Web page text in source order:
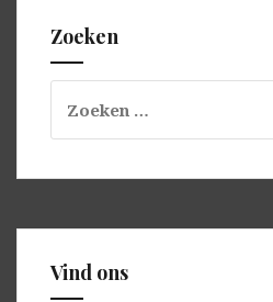
Zoeken
naar:
Vind ons